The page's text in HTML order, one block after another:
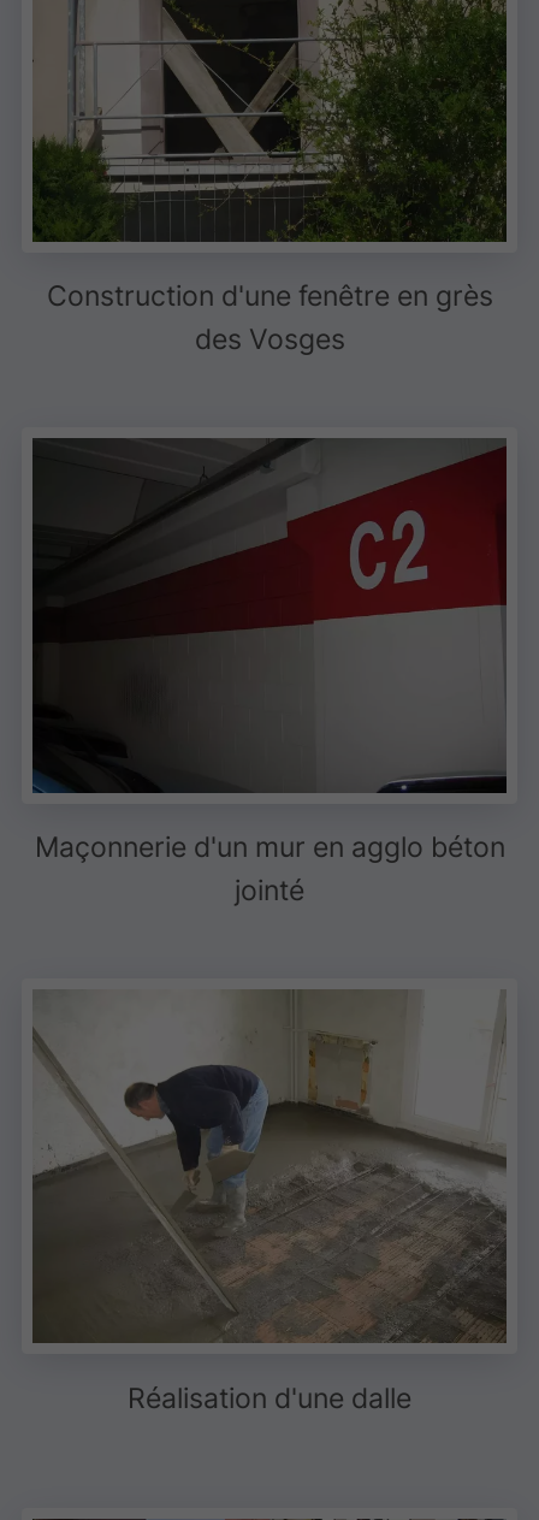
Construction d'une fenêtre en grès
des Vosges
Maçonnerie d'un mur en agglo béton
jointé
Réalisation d'une dalle